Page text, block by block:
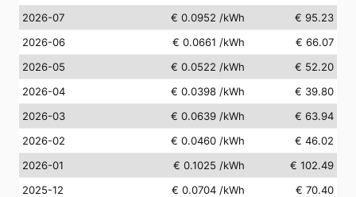
2026-07
€ 0.0952 /kWh
€ 95.23
2026-06
€ 0.0661 /kWh
€ 66.07
2026-05
€ 0.0522 /kWh
€ 52.20
2026-04
€ 0.0398 /kWh
€ 39.80
2026-03
€ 0.0639 /kWh
€ 63.94
2026-02
€ 0.0460 /kWh
€ 46.02
2026-01
€ 0.1025 /kWh
€ 102.49
2025-12
€ 0.0704 /kWh
€ 70.40